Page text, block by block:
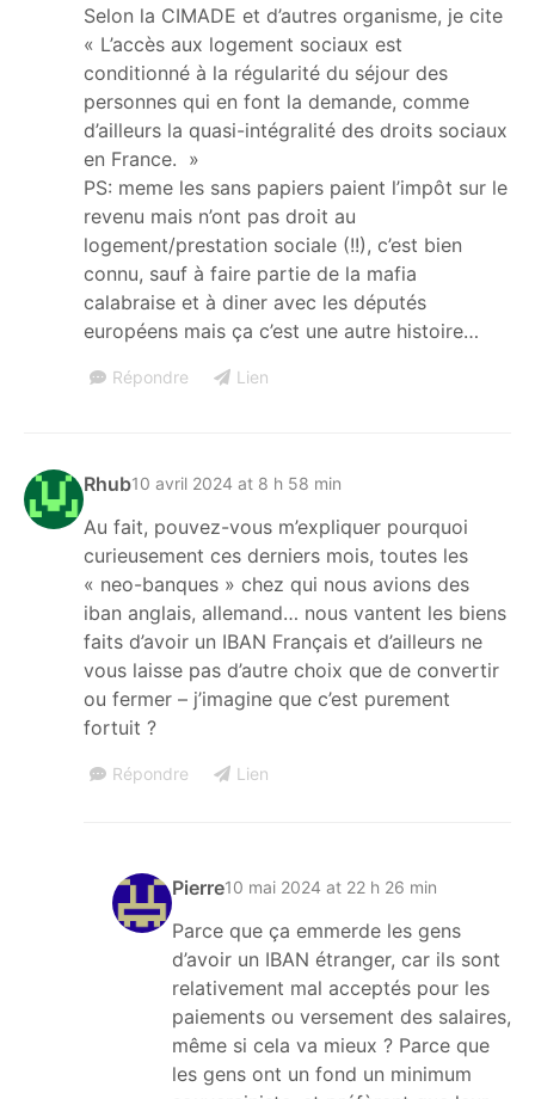
Selon la CIMADE et d’autres organisme, je cite
« L’accès aux logement sociaux est
conditionné à la régularité du séjour des
personnes qui en font la demande, comme
d’ailleurs la quasi-intégralité des droits sociaux
en France. »
PS: meme les sans papiers paient l’impôt sur le
revenu mais n’ont pas droit au
logement/prestation sociale (!!), c’est bien
connu, sauf à faire partie de la mafia
calabraise et à diner avec les députés
européens mais ça c’est une autre histoire…
Répondre Lien
Rhub10 avril 2024 at 8 h 58 min
Au fait, pouvez-vous m’expliquer pourquoi
curieusement ces derniers mois, toutes les
« neo-banques » chez qui nous avions des
iban anglais, allemand… nous vantent les biens
faits d’avoir un IBAN Français et d’ailleurs ne
vous laisse pas d’autre choix que de convertir
ou fermer – j’imagine que c’est purement
fortuit ?
Répondre Lien
Pierre10 mai 2024 at 22 h 26 min
Parce que ça emmerde les gens
d’avoir un IBAN étranger, car ils sont
relativement mal acceptés pour les
paiements ou versement des salaires,
même si cela va mieux ? Parce que
les gens ont un fond un minimum